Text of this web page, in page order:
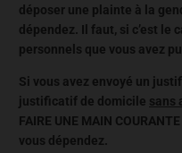
déposer une plainte à la
dépendez. Il faut, si c’est le
personnels que vous avez
Si vous avez envoyé un
justificatif de domicile sans
FAIRE UNE MAIN
vous dépendez.